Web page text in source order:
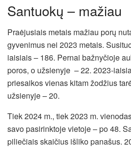
Santuokų – mažiau
Praėjusiais metais mažiau porų
gyvenimus nei 2023 metais.
iaisiais – 186. Pernai bažnyčioje
poros, o užsienyje – 22. 2023-
priesaikos vienas kitam žodžius
užsienyje – 20.
Tiek 2024 m., tiek 2023 m.
savo pasirinktoje vietoje – po 48.
piliečiais skaičius išliko panašus.